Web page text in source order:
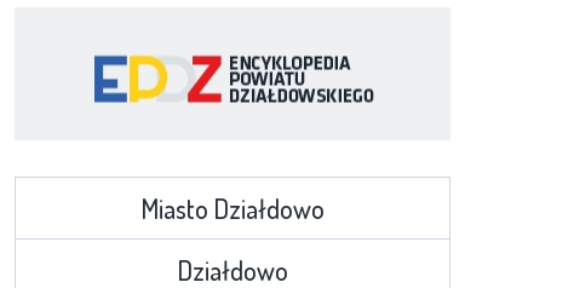
Miasto Działdowo
Działdowo